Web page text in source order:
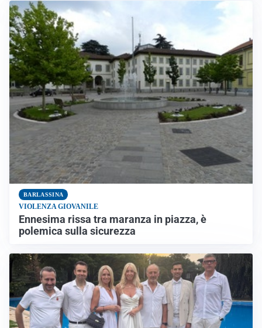
BARLASSINA
VIOLENZA GIOVANILE
Ennesima rissa tra maranza in piazza, è
polemica sulla sicurezza